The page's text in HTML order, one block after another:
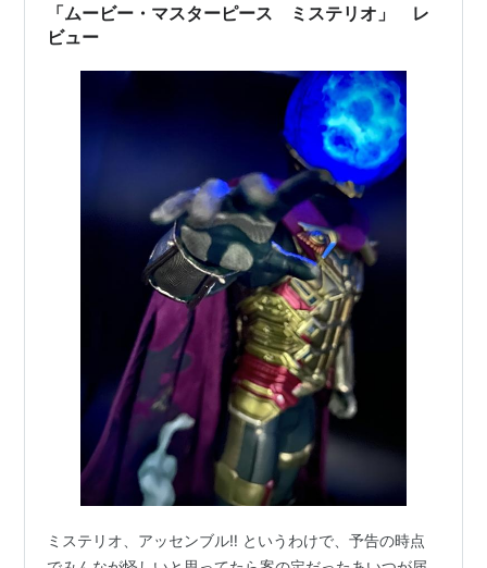
「ムービー・マスターピース ミステリオ」 レ
ビュー
ミステリオ、アッセンブル‼ というわけで、予告の時点